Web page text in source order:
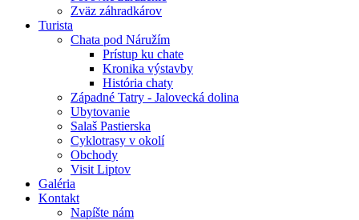
Zväz záhradkárov
Turista
Chata pod Náružím
Prístup ku chate
Kronika výstavby
História chaty
Západné Tatry - Jalovecká dolina
Ubytovanie
Salaš Pastierska
Cyklotrasy v okolí
Obchody
Visit Liptov
Galéria
Kontakt
Napíšte nám